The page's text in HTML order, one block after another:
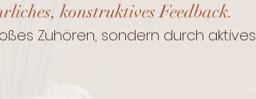
konstruktives Feedback.
Zuhören, sondern durch aktives​​